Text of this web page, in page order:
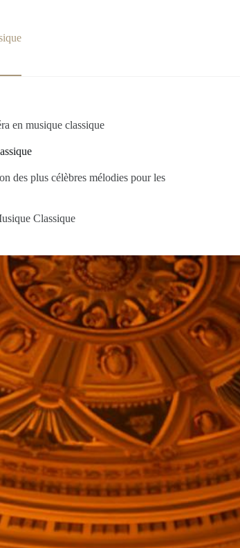
en musique classique
des plus célèbres mélodies pour les
Classique